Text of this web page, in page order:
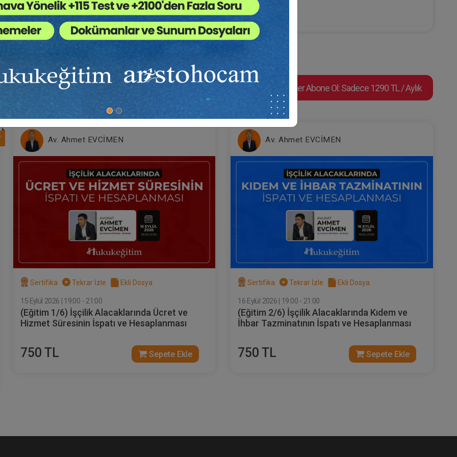
Kongresi - II. Oturum
Borçlar Hukuku Kongresi - III.
TL
Sepete Ekle
Kira Hukuku - 1 - IV. Borçlar
Hukuku Kongresi - I. Oturum
TL
Tüketici Hukuku Enstitüsü
Hukuku - 1 - III.
Hukuku Kongresi - X.
Tüketici Hukuku Enstitüsü
Sözleşmeler Hukuku - 2 - III.
Borçlar Hukuku Kongresi - XI.
360
TL
Tüketici Hukuku Enstitüsü
Borçların İfası ve İfa
Edilmemesi - III. Borçlar
ilişkin Kampanyalı Satım Sözleşmesi »
Üniversitesi
Menkul Kıymetler ve Teminatları »
Görevlisi, Bahçeşehir Üniversitesi Hukuk Fakültesi
Hukuk Fakültesi
Fakültesi
Kurulu üyesi
Süper Abone Ol: Sadece 1290 TL / Aylık
Av. Ahmet EVCİMEN
Sertifika Tekrar İzle Ekli Dosya
15 Eylül 2026 | 19:00 - 21:00
(Eğitim 1/6) İşçilik Alacaklarında Ücret ve
Hizmet Süresinin İspatı ve Hesaplanması
750 TL Sepete Ekle
Av. Ahmet EVCİMEN
Sertifika Tekrar İzle Ekli Dosya
16 Eylül 2026 | 19:00 - 21:00
(Eğitim 2/6) İşçilik Alacaklarında Kıdem ve
İhbar Tazminatının İspatı ve Hesaplanması
750 TL Sepete Ekle